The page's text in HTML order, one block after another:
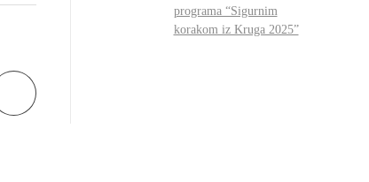
programa “Sigurnim
korakom iz Kruga 2025”